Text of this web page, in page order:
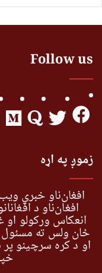
Follow us
زموږ په اړه
افغان‌ناو خبري
افغان‌ناو د
انعکاس ورکولو
ځان ولس ته مسئول
او د کره سرچینو